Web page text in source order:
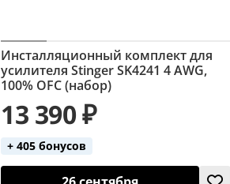
Инсталляционный комплект для
усилителя Stinger SK4241 4 AWG,
100% OFC (набор)
13 390 ₽
+ 405 бонусов